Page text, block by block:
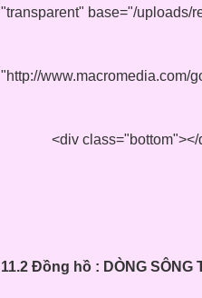
"transparent" base="/uploads/
"http://www.macromedia.com/
<div class="bottom"></
11.2 Đồng hồ : DÒNG SÔNG